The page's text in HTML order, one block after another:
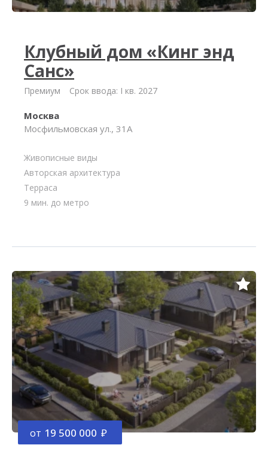
Клубный дом «Кинг энд
Санс»
Премиум Срок ввода: I кв. 2027
Москва
Мосфильмовская ул., 31А
Живописные виды
Авторская архитектура
Терраса
9 мин. до метро
от 19 500 000